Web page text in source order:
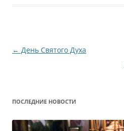
Навигация
← День Святого Духа
ПОСЛЕДНИЕ НОВОСТИ